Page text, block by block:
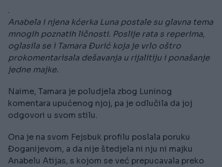
.
Anabela i njena kćerka Luna postale su glavna tema
mnogih poznatih ličnosti. Poslije rata s reperima,
oglasila se i Tamara Đurić koja je vrlo oštro
prokomentarisala dešavanja u rijalitiju i ponašanje
jedne majke.
Naime, Tamara je poludjela zbog Luninog
komentara upućenog njoj, pa je odlučila da joj
odgovori u svom stilu.
Ona je na svom Fejsbuk profilu poslala poruku
Đoganijevom, a da nije štedjela ni nju ni majku
Anabelu Atijas, s kojom se već prepucavala preko